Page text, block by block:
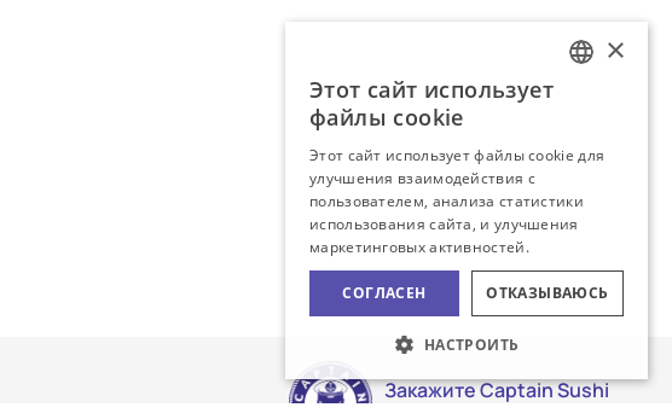
Закажите Captain Sushi
×
Этот сайт использует
файлы cookie
Этот сайт использует файлы cookie для
улучшения взаимодействия с
пользователем, анализа статистики
использования сайта, и улучшения
маркетинговых активностей.
СОГЛАСЕН ОТКАЗЫВАЮСЬ
НАСТРОИТЬ